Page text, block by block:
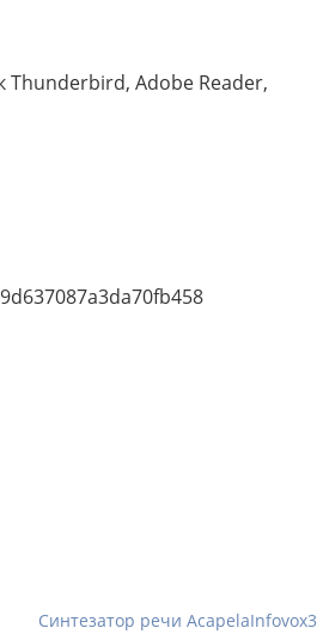
Thunderbird, Adobe Reader,
Синтезатор речи AcapelaInfovox3